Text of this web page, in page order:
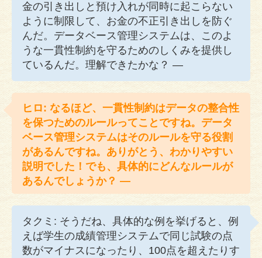
金の引き出しと預け入れが同時に起こらない
ように制限して、お金の不正引き出しを防ぐ
んだ。データベース管理システムは、このよ
うな一貫性制約を守るためのしくみを提供し
ているんだ。理解できたかな？ —
ヒロ: なるほど、一貫性制約はデータの整合性
を保つためのルールってことですね。データ
ベース管理システムはそのルールを守る役割
があるんですね。ありがとう、わかりやすい
説明でした！でも、具体的にどんなルールが
あるんでしょうか？ —
タクミ: そうだね、具体的な例を挙げると、例
えば学生の成績管理システムで同じ試験の点
数がマイナスになったり、100点を超えたりす